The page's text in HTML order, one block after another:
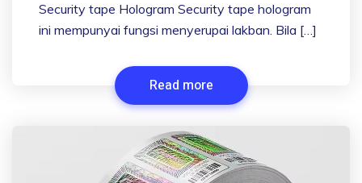
Security tape Hologram Security tape hologram
ini mempunyai fungsi menyerupai lakban. Bila […]
Read more